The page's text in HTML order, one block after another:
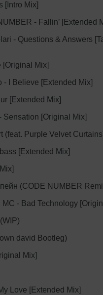
[Intro Mix]
- Fallin’ [Extended
- Questions & Answers
[Original Mix]
I Believe [Extended Mix]
[Extended Mix]
Sensation [Original Mix]
(feat. Purple Velvet
[Extended Mix]
(CODE NUMBER
- Bad Technology
david Bootleg)
Mix]
Love [Extended Mix]